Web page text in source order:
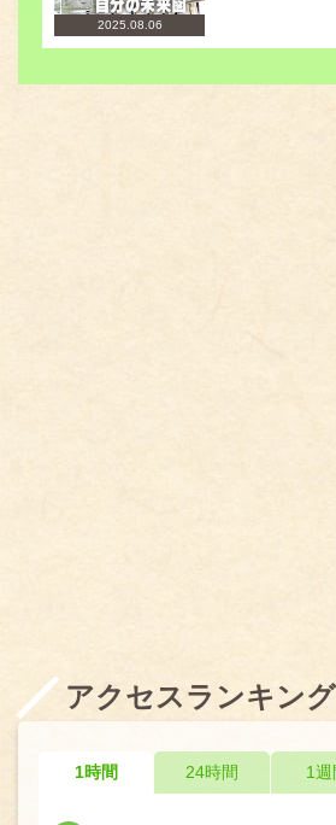
2025.08.06
アクセスランキング
1時間 24時間 1週